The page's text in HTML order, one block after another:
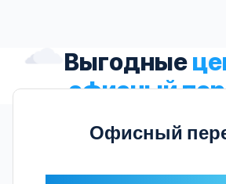
Выгодные
офисный
Офисный